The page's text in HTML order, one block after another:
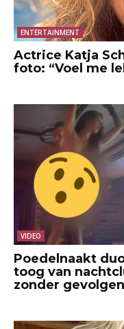
ENTERTAINMENT
Actrice Katja
foto: “Voel me
VIDEO
Poedelnaakt
toog van
zonder